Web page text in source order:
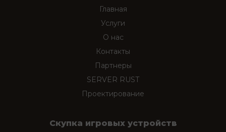
Главная
Услуги
О нас
Контакты
Партнеры
SERVER RUST
Проектирование
Скупка игровых устройств